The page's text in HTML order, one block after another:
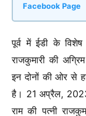
Facebook Page
पूर्व में ईडी के विशेष
राजकुमारी की
इन दोनों की ओर से
है। 21 अप्रैल,
राम की पत्नी